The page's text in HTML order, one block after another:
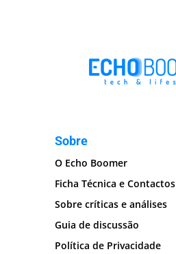
Sobre
O Echo Boomer
Ficha Técnica e Contactos
Sobre críticas e análises
Guia de discussão
Política de Privacidade